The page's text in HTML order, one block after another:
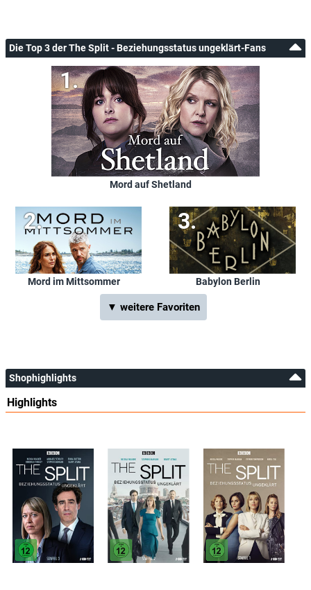
Die Top 3 der The Split - Beziehungsstatus ungeklärt-Fans
Mord auf Shetland
Mord im Mittsommer Babylon Berlin
▼ weitere Favoriten
Shophighlights
Highlights